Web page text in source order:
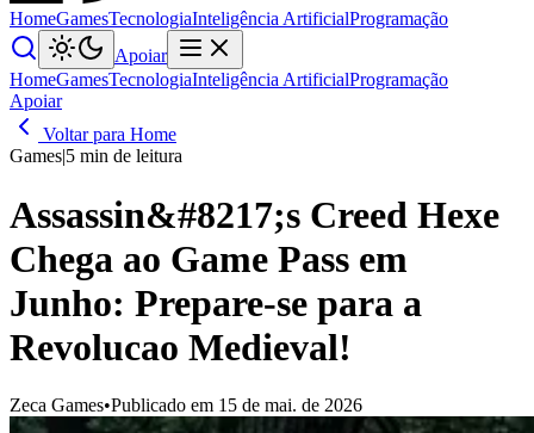
HomeGamesTecnologiaInteligência ArtificialProgramação
Apoiar
HomeGamesTecnologiaInteligência ArtificialProgramação
Apoiar
Voltar para Home
Games|5 min de leitura
Assassin&#8217;s Creed Hexe
Chega ao Game Pass em
Junho: Prepare-se para a
Revolucao Medieval!
Zeca Games•Publicado em 15 de mai. de 2026